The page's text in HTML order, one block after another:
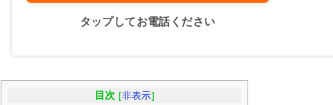
タップしてお電話ください
目次 [非表示]